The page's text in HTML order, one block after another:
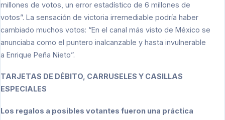
millones de votos, un error estadístico de 6 millones de
votos”. La sensación de victoria irremediable podría haber
cambiado muchos votos: “En el canal más visto de México se
anunciaba como el puntero inalcanzable y hasta invulnerable
a Enrique Peña Nieto”.
TARJETAS DE DÉBITO, CARRUSELES Y CASILLAS
ESPECIALES
Los regalos a posibles votantes fueron una práctica